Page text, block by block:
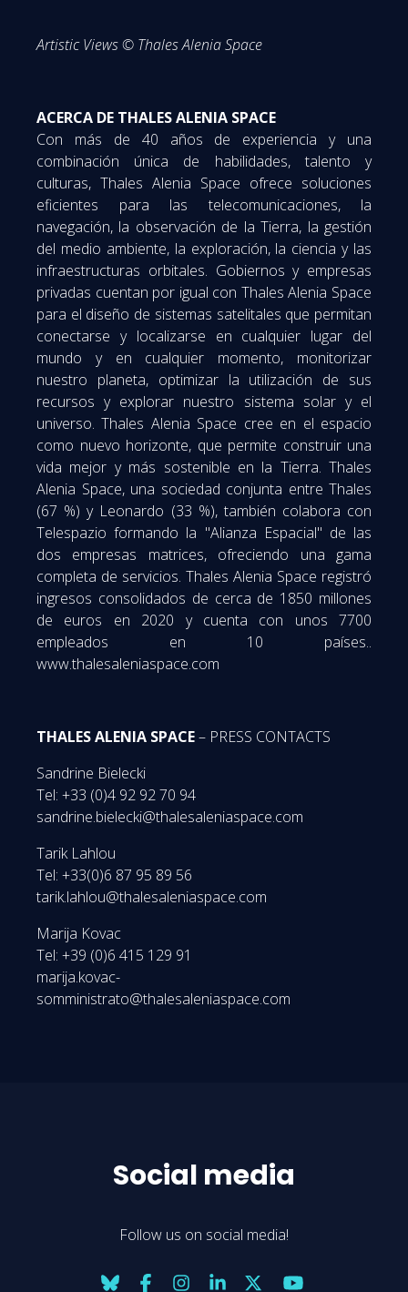
Artistic Views © Thales Alenia Space
ACERCA DE THALES ALENIA SPACE
Con más de 40 años de experiencia y una
combinación única de habilidades, talento y
culturas, Thales Alenia Space ofrece soluciones
eficientes para las telecomunicaciones, la
navegación, la observación de la Tierra, la gestión
del medio ambiente, la exploración, la ciencia y las
infraestructuras orbitales. Gobiernos y empresas
privadas cuentan por igual con Thales Alenia Space
para el diseño de sistemas satelitales que permitan
conectarse y localizarse en cualquier lugar del
mundo y en cualquier momento, monitorizar
nuestro planeta, optimizar la utilización de sus
recursos y explorar nuestro sistema solar y el
universo. Thales Alenia Space cree en el espacio
como nuevo horizonte, que permite construir una
vida mejor y más sostenible en la Tierra. Thales
Alenia Space, una sociedad conjunta entre Thales
(67 %) y Leonardo (33 %), también colabora con
Telespazio formando la "Alianza Espacial" de las
dos empresas matrices, ofreciendo una gama
completa de servicios. Thales Alenia Space registró
ingresos consolidados de cerca de 1850 millones
de euros en 2020 y cuenta con unos 7700
empleados en 10 países..
www.thalesaleniaspace.com
THALES ALENIA SPACE– PRESS CONTACTS
Sandrine Bielecki
Tel: +33 (0)4 92 92 70 94
sandrine.bielecki@thalesaleniaspace.com
Tarik Lahlou
Tel: +33(0)6 87 95 89 56
tarik.lahlou@thalesaleniaspace.com
Marija Kovac
Tel: +39 (0)6 415 129 91
marija.kovac-
somministrato@thalesaleniaspace.com
Social media
Follow us on social media!